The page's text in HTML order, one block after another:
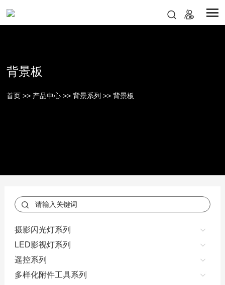
背景板
首页 >> 产品中心 >>背景系列 >>背景板
摄影闪光灯系列
LED影视灯系列
遥控系列
多样化附件工具系列